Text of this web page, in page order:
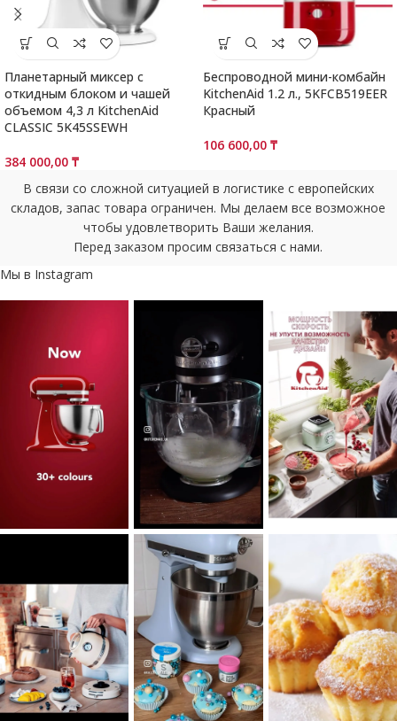
Планетарный миксер с
откидным блоком и чашей
объемом 4,3 л KitchenAid
CLASSIC 5K45SSEWH
384 000,00 ₸
Беспроводной мини-комбайн
KitchenAid 1.2 л., 5KFCB519EER
Красный
106 600,00 ₸
В связи со сложной ситуацией в логистике с европейских
складов, запас товара ограничен. Мы делаем все возможное
чтобы удовлетворить Ваши желания.
Перед заказом просим связаться с нами.
Мы в Instagram